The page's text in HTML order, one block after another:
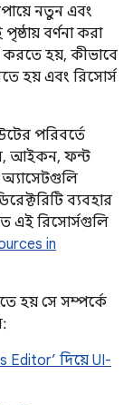
নতুন এবং
বর্ণনা করা
করতে হয়, কীভাবে
হয় এবং রিসোর্স
পরিবর্তে
আইকন, ফন্ট
ব্যবহার
এই রিসোর্সগুলি
in
হয় সে সম্পর্কে
Editor’ দিয়ে UI-